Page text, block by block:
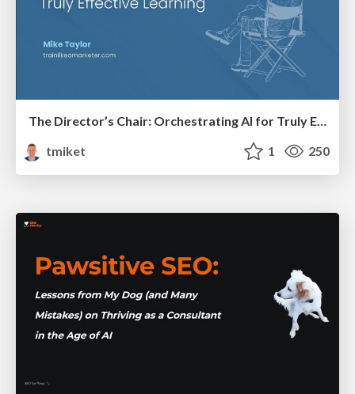
The Director’s Chair: Orchestrating AI for Truly Effective Learning
tmiket
1 250